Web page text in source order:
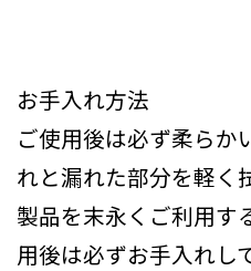
お手入れ方法
ご使用後は必ず柔らか
れと漏れた部分を軽く
製品を末永くご利用す
用後は必ずお手入れし